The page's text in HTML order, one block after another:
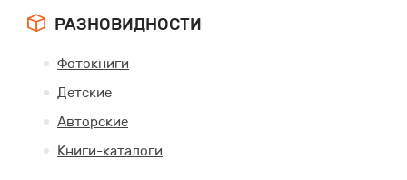
РАЗНОВИДНОСТИ
Фотокниги
Детские
Авторские
Книги-каталоги